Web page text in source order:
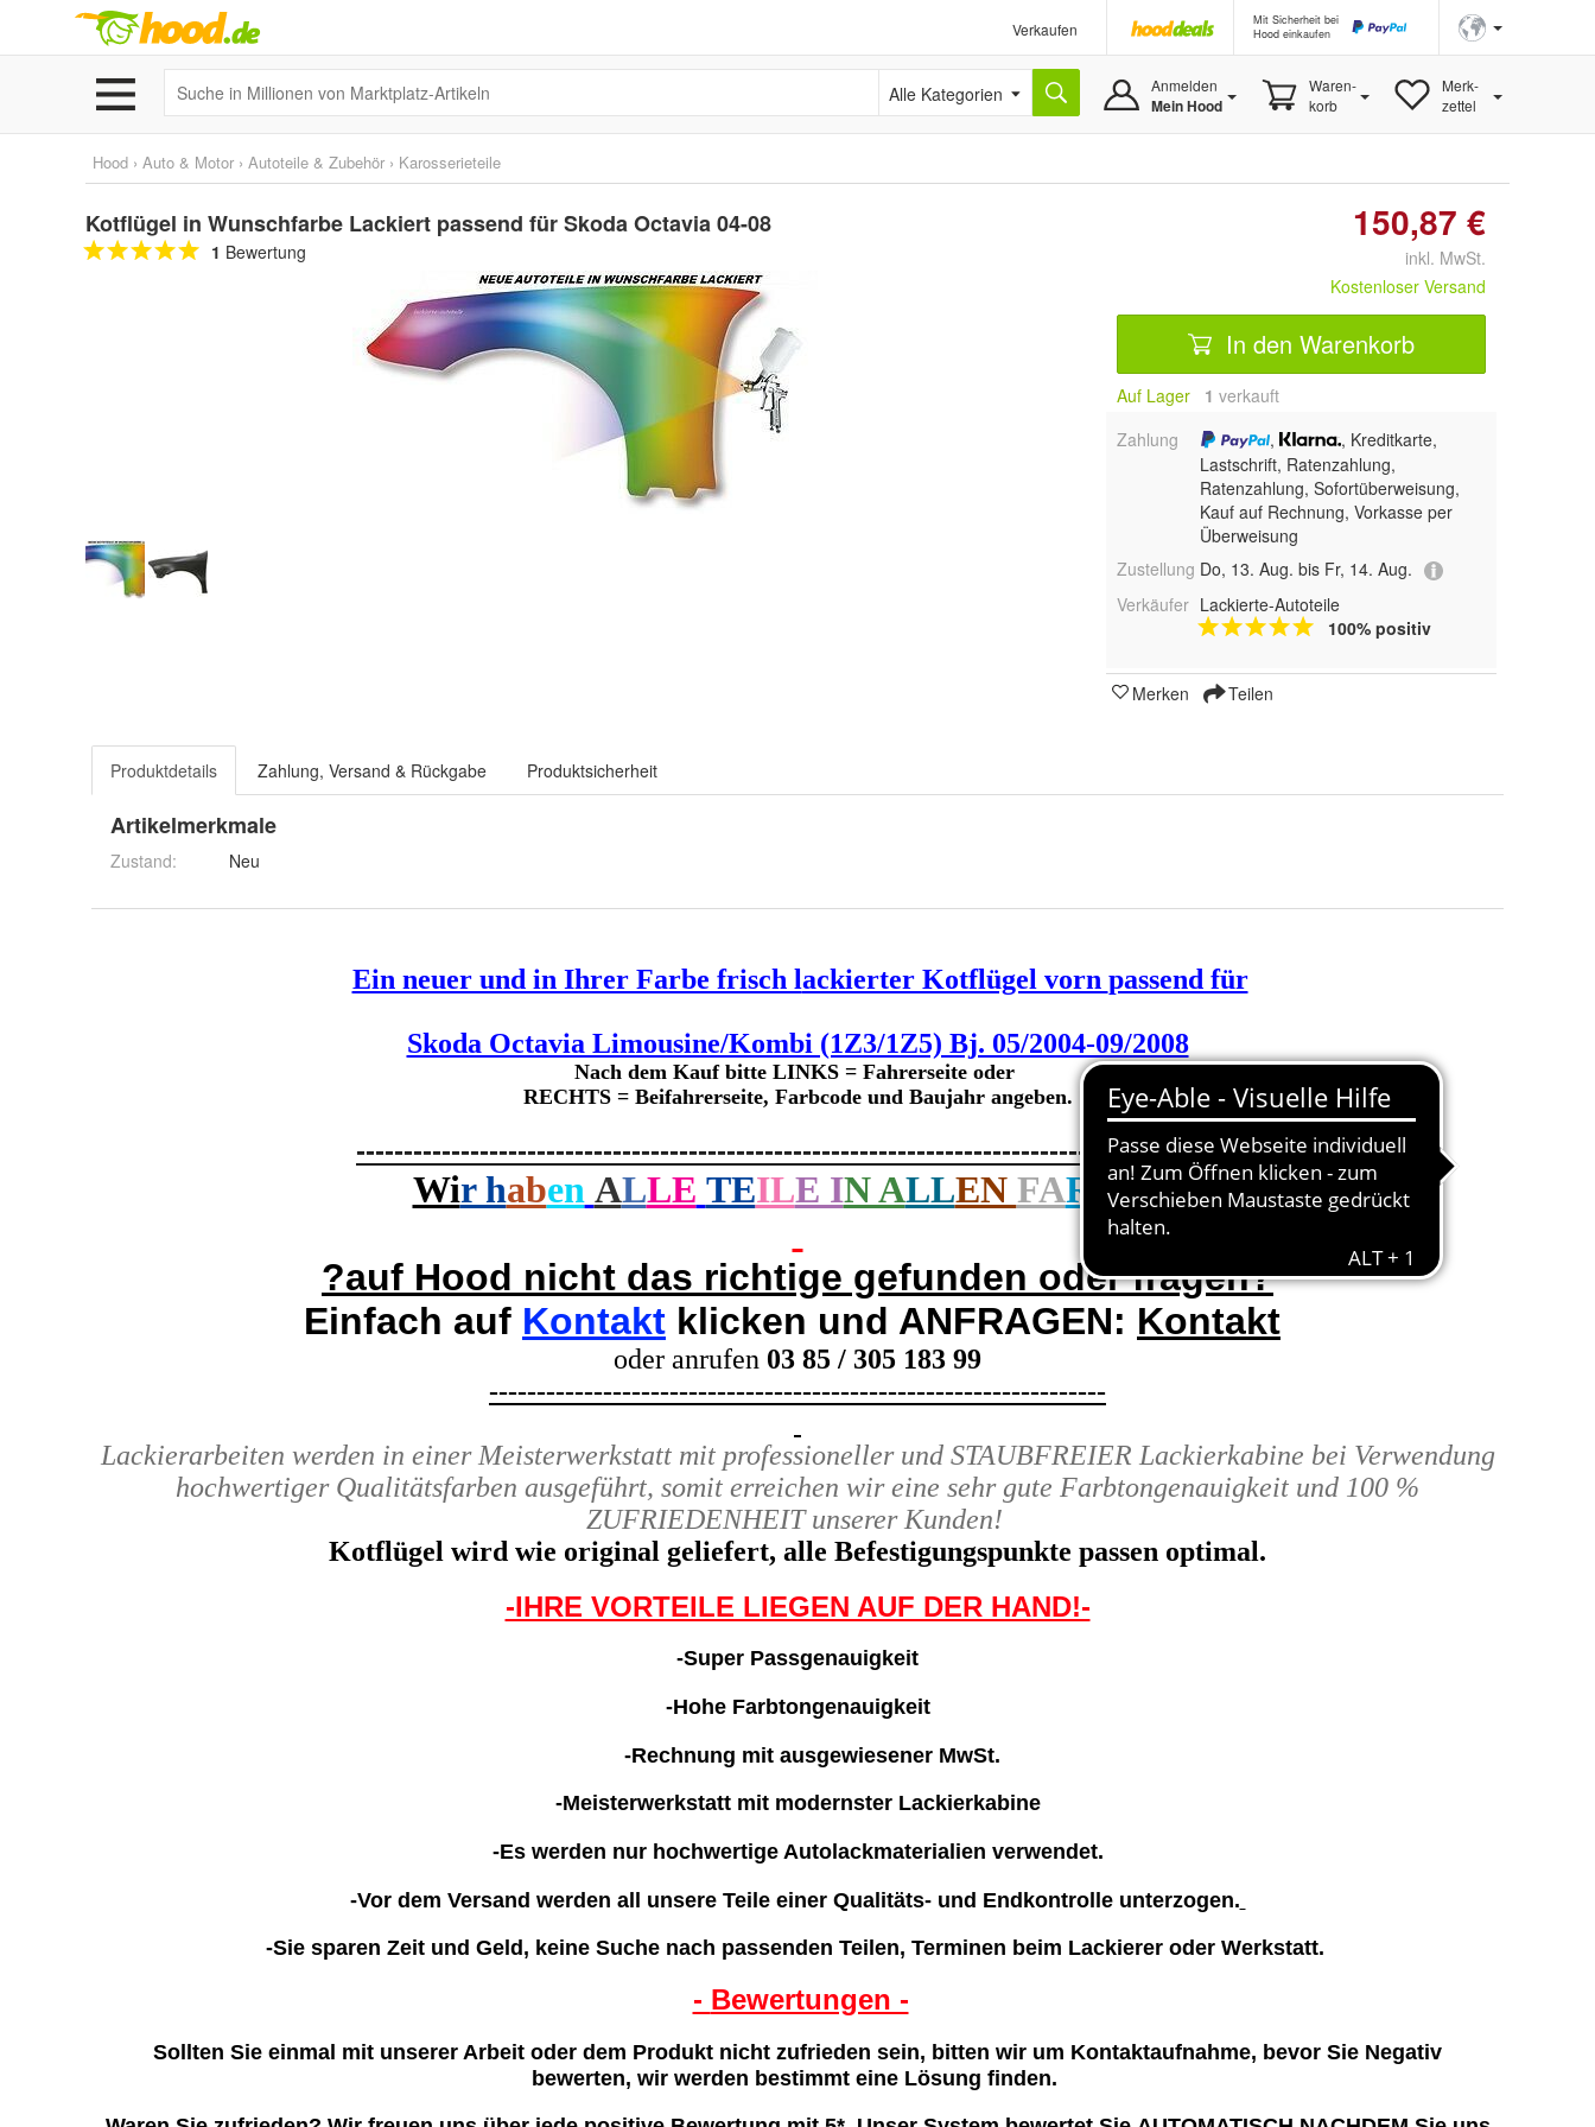
Verkaufen
Mit Sicherheit bei
Hood einkaufen
Alle Kategorien Anmelden
Mein Hood
Waren-
korb
Merk-
zettel
Hood › Auto & Motor › Autoteile & Zubehör › Karosserieteile
Kotflügel in Wunschfarbe Lackiert passend für Skoda Octavia 04-08
1 Bewertung
150,87 €
inkl. MwSt.
Kostenloser Versand
In den Warenkorb
Auf Lager 1 verkauft
Zahlung
,
, Kreditkarte,
Lastschrift, Ratenzahlung,
Ratenzahlung, Sofortüberweisung,
Kauf auf Rechnung, Vorkasse per
Überweisung
Zustellung Do, 13. Aug. bis Fr, 14. Aug.
Verkäufer Lackierte-Autoteile
100% positiv
Merken Teilen
Produktdetails Zahlung, Versand & Rückgabe Produktsicherheit
Artikelmerkmale
Zustand: Neu